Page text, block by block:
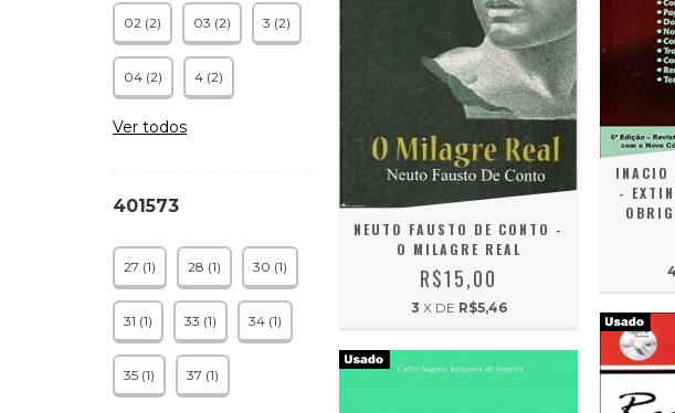
02 (2) 03 (2) 3 (2)
04 (2) 4 (2)
Ver todos
401573
27 (1) 28 (1) 30 (1)
31 (1) 33 (1) 34 (1)
35 (1) 37 (1)
NEUTO FAUSTO DE CONTO -
O MILAGRE REAL
R$15,00
3 X DE R$5,46
INACIO
-
4